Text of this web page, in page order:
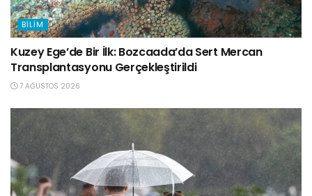
BILIM
Kuzey Ege’de Bir İlk: Bozcaada’da Sert Mercan
Transplantasyonu Gerçekleştirildi
7 AĞUSTOS 2026